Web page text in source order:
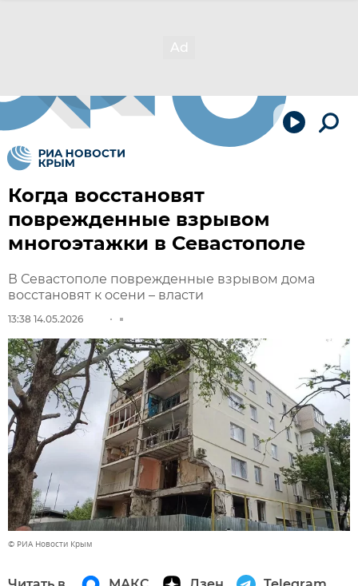
Когда восстановят
поврежденные взрывом
многоэтажки в Севастополе
В Севастополе поврежденные взрывом дома
восстановят к осени – власти
13:38 14.05.2026
© РИА Новости Крым